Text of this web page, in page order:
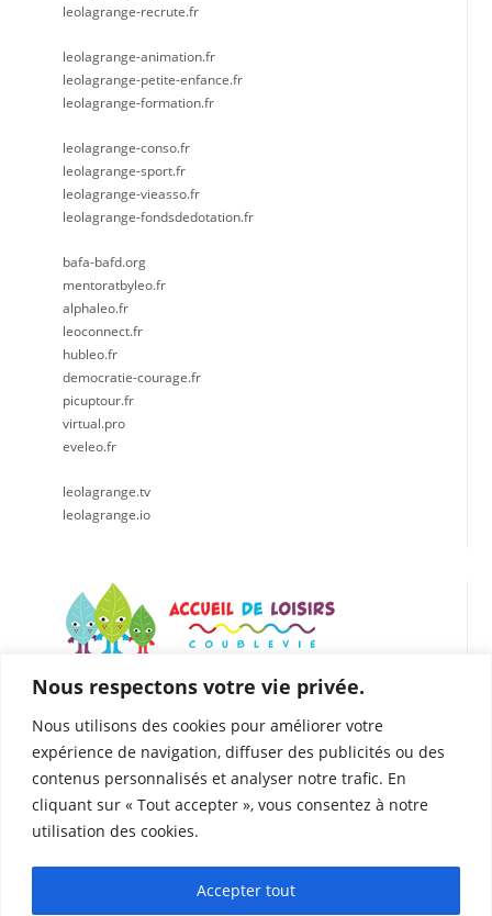
Nous respectons votre vie privée.
Nous utilisons des cookies pour améliorer votre
expérience de navigation, diffuser des publicités ou des
contenus personnalisés et analyser notre trafic. En
cliquant sur « Tout accepter », vous consentez à notre
utilisation des cookies.
Accepter tout
leolagrange-recrute.fr
leolagrange-animation.fr
leolagrange-petite-enfance.fr
leolagrange-formation.fr
leolagrange-conso.fr
leolagrange-sport.fr
leolagrange-vieasso.fr
leolagrange-fondsdedotation.fr
bafa-bafd.org
mentoratbyleo.fr
alphaleo.fr
leoconnect.fr
hubleo.fr
democratie-courage.fr
picuptour.fr
virtual.pro
eveleo.fr
leolagrange.tv
leolagrange.io
LÉO LAGRANGE CENTRE EST
112 Rue du Presbytère, 38500 Coublevie
04.76.05.04.25
06. 75.81.90.49
coublevie@leolagrange.org